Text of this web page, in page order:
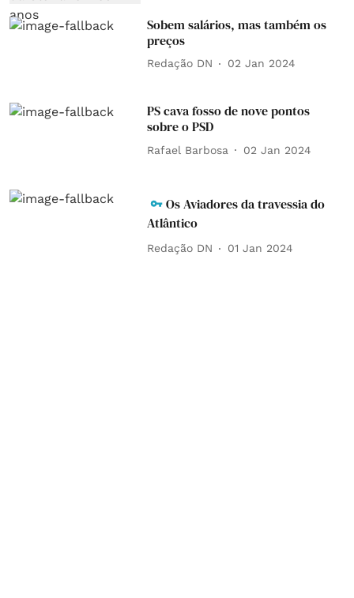
Sobem salários, mas também os
preços
Redação DN 02 Jan 2024
PS cava fosso de nove pontos
sobre o PSD
Rafael Barbosa 02 Jan 2024
Os Aviadores da travessia do
Atlântico
Redação DN 01 Jan 2024